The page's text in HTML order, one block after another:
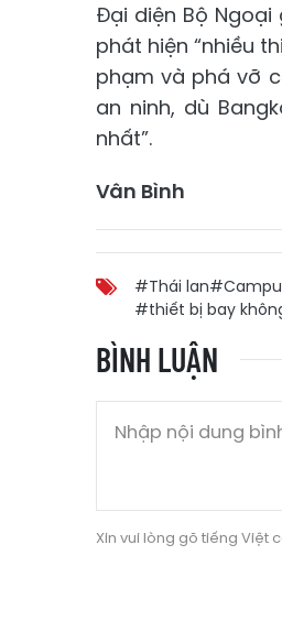
Đại diện Bộ Ngoại
phát hiện “nhiều
phạm và phá vỡ
an ninh, dù
nhất”.
Vân Bình
#Thái lan
#thiết bị bay
BÌNH LUẬN
Xin vui lòng gõ tiếng Việt